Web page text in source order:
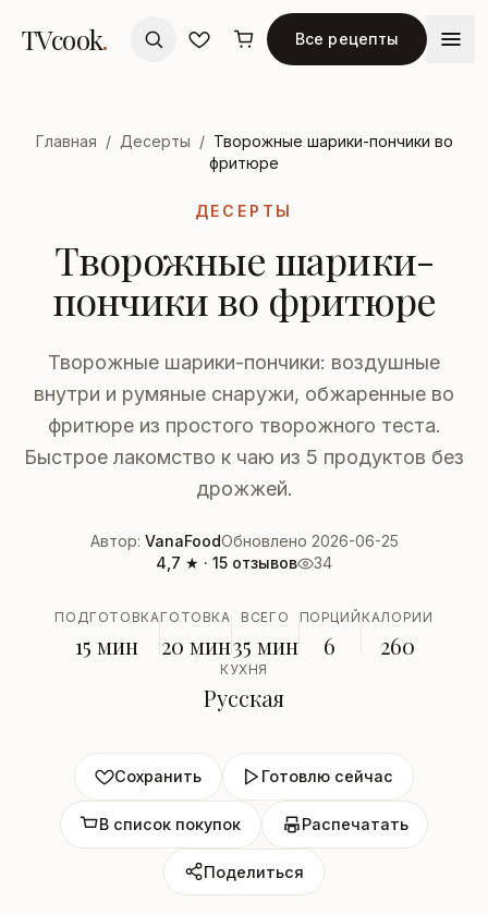
TVcook. Все рецепты
Главная / Десерты / Творожные шарики-пончики во
фритюре
ДЕСЕРТЫ
Творожные шарики-
пончики во фритюре
Творожные шарики-пончики: воздушные
внутри и румяные снаружи, обжаренные во
фритюре из простого творожного теста.
Быстрое лакомство к чаю из 5 продуктов без
дрожжей.
Автор: VanaFoodОбновлено 2026-06-25
4,7 ★ · 15 отзывов
34
ПОДГОТОВКА
15 мин
ГОТОВКА
20 мин
ВСЕГО
35 мин
ПОРЦИЙ
6
КАЛОРИИ
260
КУХНЯ
Русская
Сохранить Готовлю сейчас
В список покупок Распечатать
Поделиться